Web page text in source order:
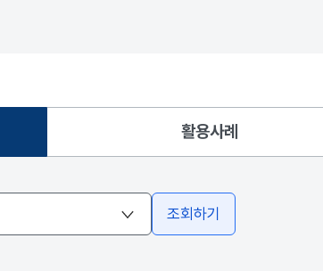
활용사례
조회하기